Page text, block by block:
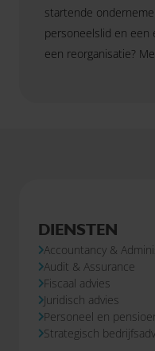
startende
personeelslid en een
een reorganisatie?
versterk je ons
DIENSTEN
Accountancy &
Audit & Assurance
Fiscaal advies
Juridisch advies
Personeel en
Strategisch